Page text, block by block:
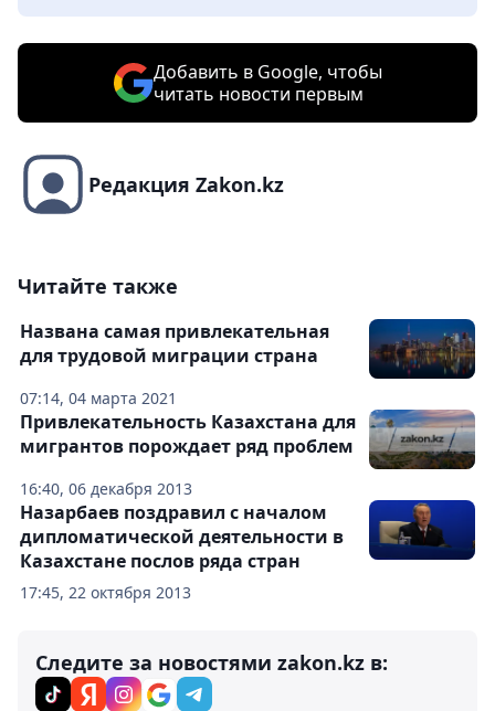
Добавить в Google, чтобы
читать новости первым
Редакция Zakon.kz
Читайте также
07:14, 04 марта 2021
Названа самая привлекательная
для трудовой миграции страна
16:40, 06 декабря 2013
Привлекательность Казахстана для
мигрантов порождает ряд проблем
17:45, 22 октября 2013
Назарбаев поздравил с началом
дипломатической деятельности в
Казахстане послов ряда стран
Следите за новостями zakon.kz в: